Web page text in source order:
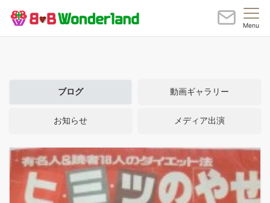
Menu
ブログ 動画ギャラリー
お知らせ メディア出演